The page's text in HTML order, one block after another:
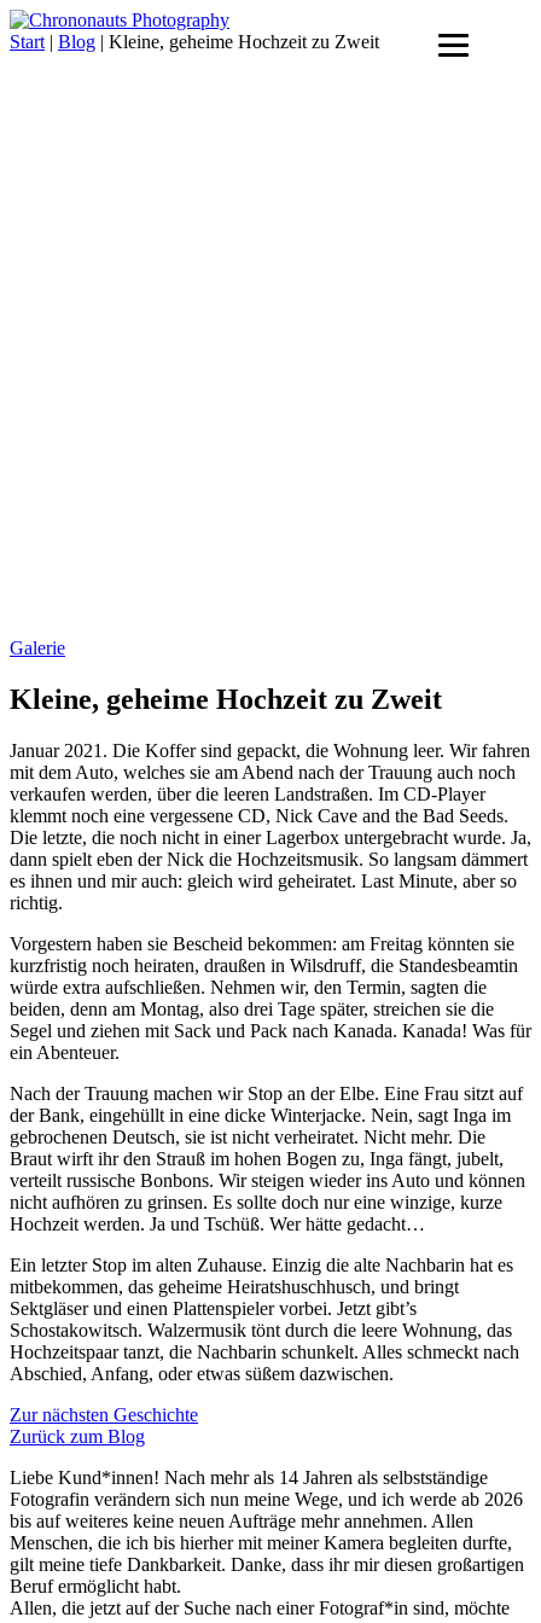
Skip
to
Start | Blog | Kleine, geheime Hochzeit zu Zweit
Galerie
Kleine, geheime Hochzeit zu Zweit
Januar 2021. Die Koffer sind gepackt, die Wohnung leer. Wir fahren
mit dem Auto, welches sie am Abend nach der Trauung auch noch
verkaufen werden, über die leeren Landstraßen. Im CD-Player
klemmt noch eine vergessene CD, Nick Cave and the Bad Seeds.
Die letzte, die noch nicht in einer Lagerbox untergebracht wurde. Ja,
dann spielt eben der Nick die Hochzeitsmusik. So langsam dämmert
es ihnen und mir auch: gleich wird geheiratet. Last Minute, aber so
richtig.
Vorgestern haben sie Bescheid bekommen: am Freitag könnten sie
kurzfristig noch heiraten, draußen in Wilsdruff, die Standesbeamtin
würde extra aufschließen. Nehmen wir, den Termin, sagten die
beiden, denn am Montag, also drei Tage später, streichen sie die
Segel und ziehen mit Sack und Pack nach Kanada. Kanada! Was für
ein Abenteuer.
Nach der Trauung machen wir Stop an der Elbe. Eine Frau sitzt auf
der Bank, eingehüllt in eine dicke Winterjacke. Nein, sagt Inga im
gebrochenen Deutsch, sie ist nicht verheiratet. Nicht mehr. Die
Braut wirft ihr den Strauß im hohen Bogen zu, Inga fängt, jubelt,
verteilt russische Bonbons. Wir steigen wieder ins Auto und können
nicht aufhören zu grinsen. Es sollte doch nur eine winzige, kurze
Hochzeit werden. Ja und Tschüß. Wer hätte gedacht…
Ein letzter Stop im alten Zuhause. Einzig die alte Nachbarin hat es
mitbekommen, das geheime Heiratshuschhusch, und bringt
Sektgläser und einen Plattenspieler vorbei. Jetzt gibt’s
Schostakowitsch. Walzermusik tönt durch die leere Wohnung, das
Hochzeitspaar tanzt, die Nachbarin schunkelt. Alles schmeckt nach
Abschied, Anfang, oder etwas süßem dazwischen.
Beitragsnavigation
Zur nächsten Geschichte
Zurück zum Blog
Liebe Kund*innen! Nach mehr als 14 Jahren als selbstständige
Fotografin verändern sich nun meine Wege, und ich werde ab 2026
bis auf weiteres keine neuen Aufträge mehr annehmen. Allen
Menschen, die ich bis hierher mit meiner Kamera begleiten durfte,
gilt meine tiefe Dankbarkeit. Danke, dass ihr mir diesen großartigen
Beruf ermöglicht habt.
Allen, die jetzt auf der Suche nach einer Fotograf*in sind, möchte